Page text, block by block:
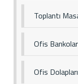
Toplantı
Ofis
Ofis Dolapları